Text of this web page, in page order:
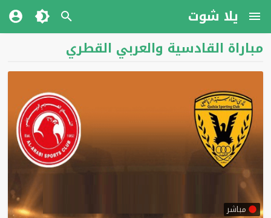
يلا شوت
مباراة القادسية والعربي القطري
مباشر